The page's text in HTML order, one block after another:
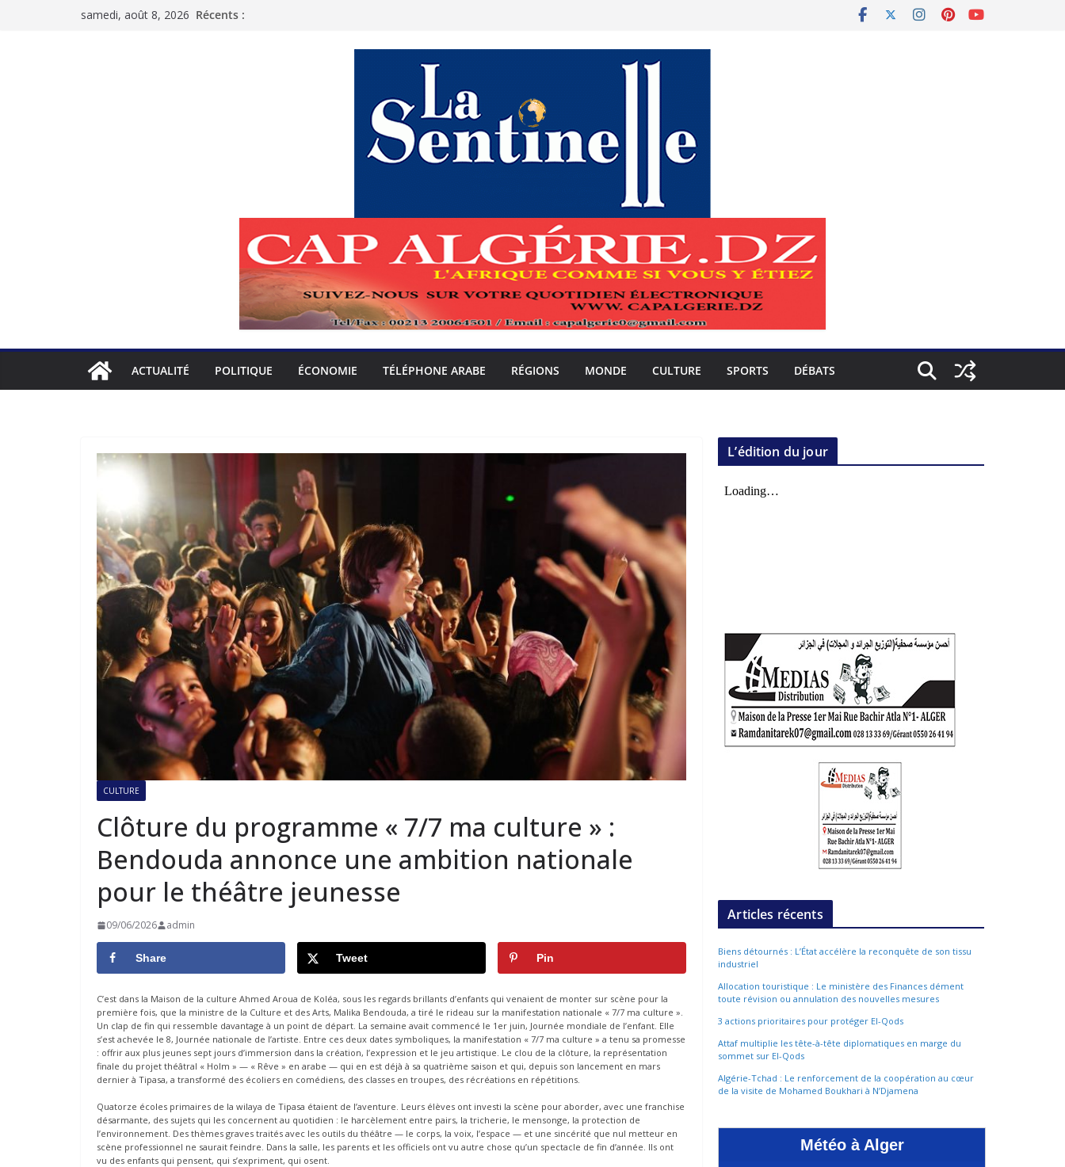
samedi, août 8, 2026 Récents :
ACTUALITÉ POLITIQUE ÉCONOMIE TÉLÉPHONE ARABE RÉGIONS MONDE CULTURE SPORTS DÉBATS
CULTURE
Clôture du programme « 7/7 ma culture » :
Bendouda annonce une ambition nationale
pour le théâtre jeunesse
09/06/2026 admin
Share Tweet Pin
C’est dans la Maison de la culture Ahmed Aroua de Koléa, sous les regards brillants d’enfants qui venaient de monter sur scène pour la
première fois, que la ministre de la Culture et des Arts, Malika Bendouda, a tiré le rideau sur la manifestation nationale « 7/7 ma culture ».
Un clap de fin qui ressemble davantage à un point de départ. La semaine avait commencé le 1er juin, Journée mondiale de l’enfant. Elle
s’est achevée le 8, Journée nationale de l’artiste. Entre ces deux dates symboliques, la manifestation « 7/7 ma culture » a tenu sa promesse
: offrir aux plus jeunes sept jours d’immersion dans la création, l’expression et le jeu artistique. Le clou de la clôture, la représentation
finale du projet théâtral « Holm » — « Rêve » en arabe — qui en est déjà à sa quatrième saison et qui, depuis son lancement en mars
dernier à Tipasa, a transformé des écoliers en comédiens, des classes en troupes, des récréations en répétitions.
Quatorze écoles primaires de la wilaya de Tipasa étaient de l’aventure. Leurs élèves ont investi la scène pour aborder, avec une franchise
désarmante, des sujets qui les concernent au quotidien : le harcèlement entre pairs, la tricherie, le mensonge, la protection de
l’environnement. Des thèmes graves traités avec les outils du théâtre — le corps, la voix, l’espace — et une sincérité que nul metteur en
scène professionnel ne saurait feindre. Dans la salle, les parents et les officiels ont vu autre chose qu’un spectacle de fin d’année. Ils ont
vu des enfants qui pensent, qui s’expriment, qui osent.
L’édition du jour
Articles récents
Biens détournés : L’État accélère la reconquête de son tissu
industriel
Allocation touristique : Le ministère des Finances dément
toute révision ou annulation des nouvelles mesures
3 actions prioritaires pour protéger El-Qods
Attaf multiplie les tête-à-tête diplomatiques en marge du
sommet sur El-Qods
Algérie-Tchad : Le renforcement de la coopération au cœur
de la visite de Mohamed Boukhari à N’Djamena
Météo à Alger